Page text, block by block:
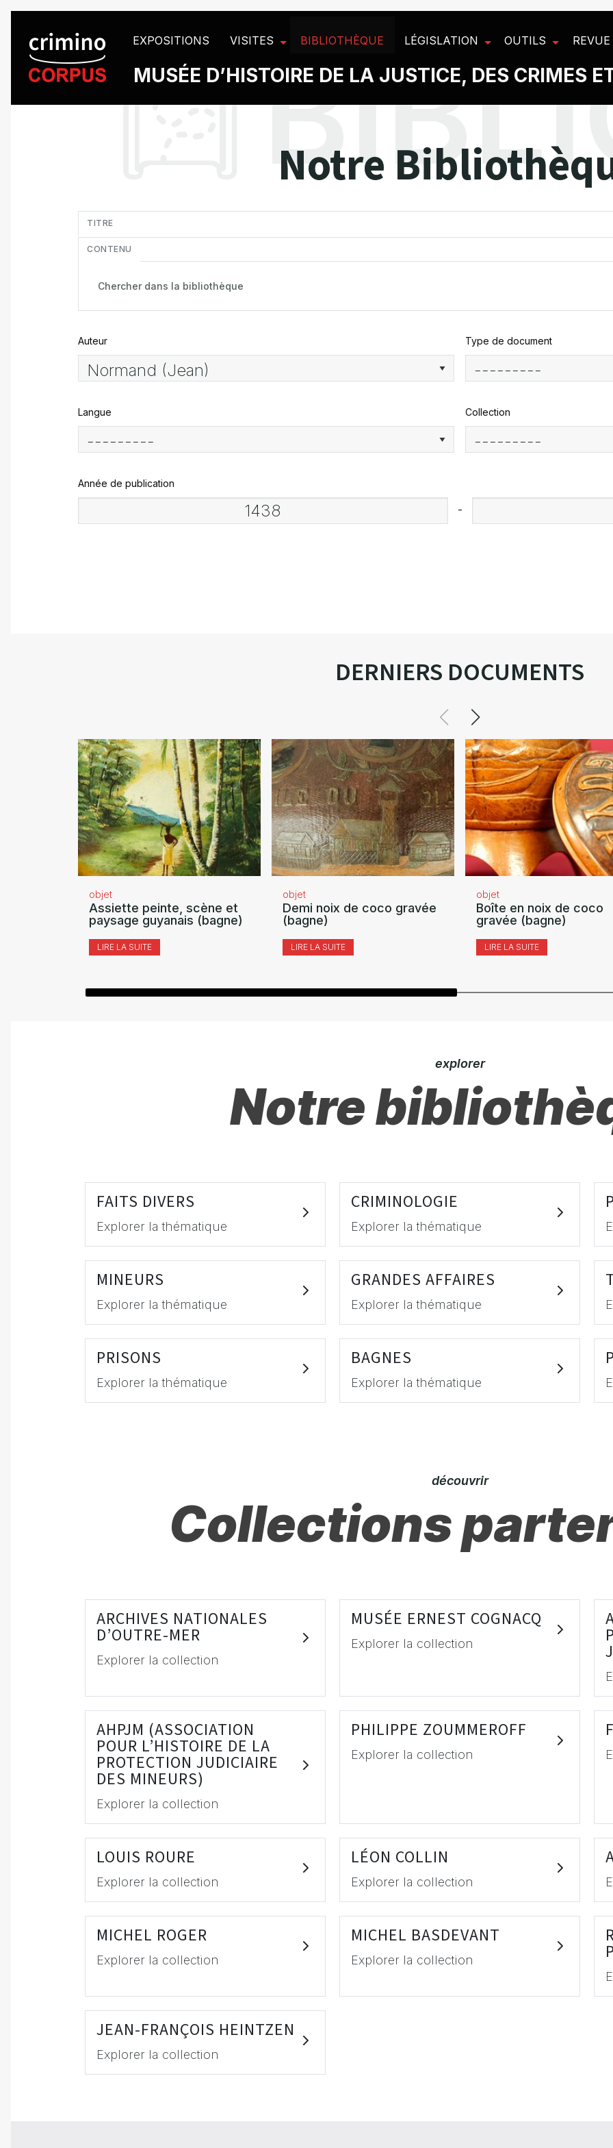
EXPOSITIONS VISITES BIBLIOTHÈQUE LÉGISLATION OUTILS REVUE
MUSÉE D’HISTOIRE DE LA JUSTICE, DES CRIMES
Notre
TITRE
CONTENU
Auteur Type de document
Langue Collection
Année de publication
-
DERNIERS DOCUMENTS
objet
Assiette peinte, scène et
paysage guyanais (bagne)
LIRE LA SUITE
objet
Demi noix de coco gravée
(bagne)
LIRE LA SUITE
objet
Boîte en noix de coco
gravée (bagne)
LIRE LA SUITE
explorer
Notre
FAITS DIVERS
Explorer la thématique
CRIMINOLOGIE
Explorer la thématique
MINEURS
Explorer la thématique
GRANDES AFFAIRES
Explorer la thématique
PRISONS
Explorer la thématique
BAGNES
Explorer la thématique
découvrir
Collections
ARCHIVES NATIONALES
D’OUTRE-MER
Explorer la collection
MUSÉE ERNEST COGNACQ
Explorer la collection
AHPJM (ASSOCIATION
POUR L’HISTOIRE DE LA
PROTECTION JUDICIAIRE
DES MINEURS)
Explorer la collection
PHILIPPE ZOUMMEROFF
Explorer la collection
LOUIS ROURE
Explorer la collection
LÉON COLLIN
Explorer la collection
MICHEL ROGER
Explorer la collection
MICHEL BASDEVANT
Explorer la collection
JEAN-FRANÇOIS HEINTZEN
Explorer la collection
Panneau de gestion des cookies